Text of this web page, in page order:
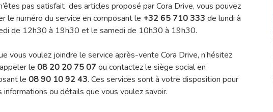
pas satisfait des articles proposé par Cora Drive, vous pouvez
le numéro du service en composant le +32 65 710 333 de lundi à
de 12h30 à 19h30 et le samedi de 10h30 à 19h30.
vous voulez joindre le service après-vente Cora Drive, n’hésitez
le 08 20 20 75 07ou contactez le siège social en
le 08 90 10 92 43. Ces services sont à votre disposition pour
informations ou détails que vous voulez savoir.